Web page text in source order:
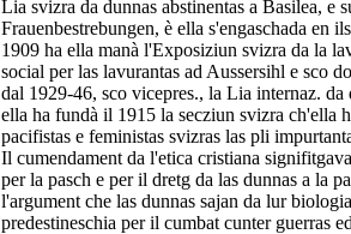
Lia svizra da dunnas abstinentas a Basilea, e
Frauenbestrebungen, è ella s'engaschada en
1909 ha ella manà l'Exposiziun svizra da la
social per las lavurantas ad Aussersihl e sco
dal 1929-46, sco vicepres., la Lia internaz.
ella ha fundà il 1915 la secziun svizra ch'ella
pacifistas e feministas svizras las pli
Il cumendament da l'etica cristiana
per la pasch e per il dretg da las dunnas a la
l'argument che las dunnas sajan da lur
predestineschia per il cumbat cunter guerras